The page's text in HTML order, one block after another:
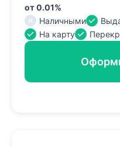
от 0.01%
Наличными
На карту